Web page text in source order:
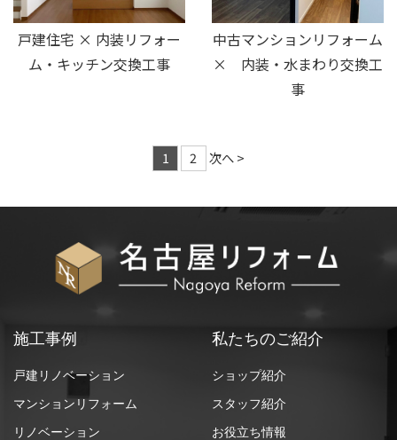
戸建住宅 × 内装リフォー
ム・キッチン交換工事
中古マンションリフォーム
× 内装・水まわり交換工
事
1 2 次へ >
施工事例
戸建リノベーション
マンションリフォーム
リノベーション
私たちのご紹介
ショップ紹介
スタッフ紹介
お役立ち情報